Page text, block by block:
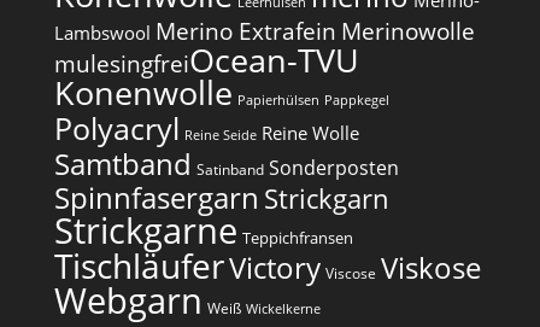
Lambswool Merino Extrafein Merinowolle
mulesingfrei​Ocean-TVU
Konenwolle Papierhülsen Pappkegel
Polyacryl Reine Seide Reine Wolle
Samtband Satinband Sonderposten
Spinnfasergarn Strickgarn
Strickgarne Teppichfransen
TischläuferVictory Viscose Viskose
Webgarn Weiß Wickelkerne